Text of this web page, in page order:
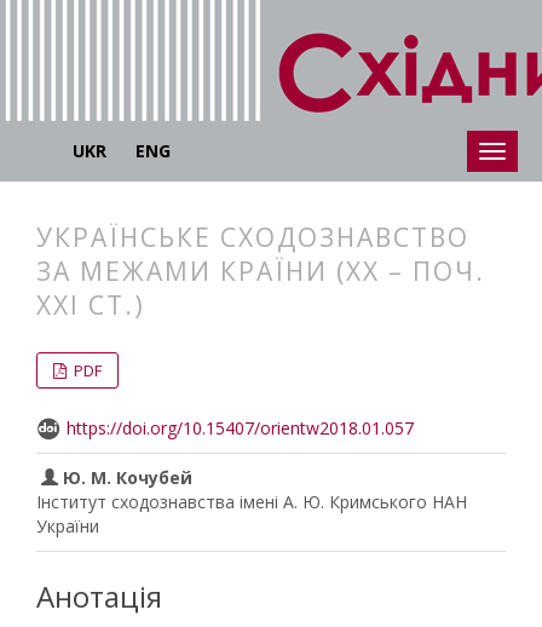
UKR ENG
УКРАЇНСЬКЕ СХОДОЗНАВСТВО
ЗА МЕЖАМИ КРАЇНИ (XX – ПОЧ.
XXI СТ.)
PDF
https://doi.org/10.15407/orientw2018.01.057
Ю. М. Кочубей
Інститут сходознавства імені А. Ю. Кримського НАН
України
Анотація